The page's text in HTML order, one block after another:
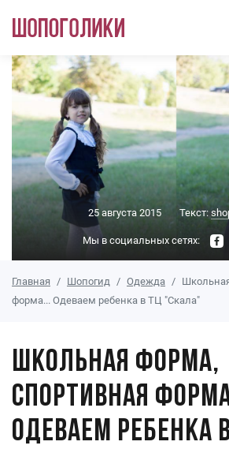
Перейти к основному содержанию
25 августа 2015 Текст:
Мы в социальных сетях:
Главная Шопогид Одежда
форма... Одеваем ребенка в ТЦ "Скала"
Школьная форма,
спортивная
Одеваем ребенка